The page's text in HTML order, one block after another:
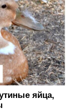
яйца,